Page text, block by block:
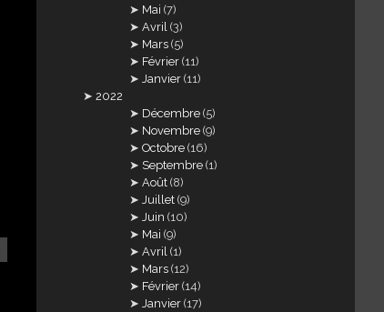
Mai (7)
Avril (3)
Mars (5)
Février (11)
Janvier (11)
2022
Décembre (5)
Novembre (9)
Octobre (16)
Septembre (1)
Août (8)
Juillet (9)
Juin (10)
Mai (9)
Avril (1)
Mars (12)
Février (14)
Janvier (17)